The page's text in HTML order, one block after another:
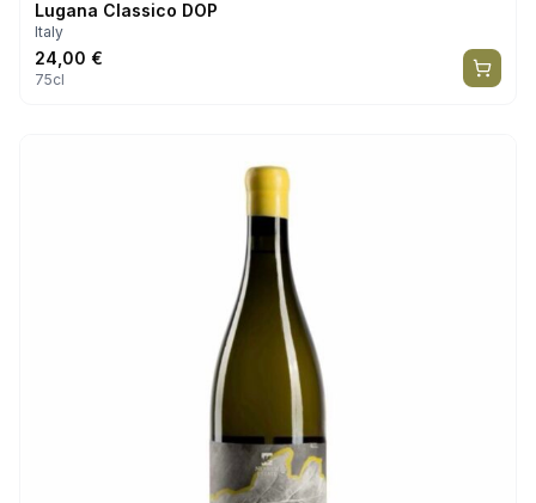
Lugana Classico DOP
Italy
24,00 €
75cl